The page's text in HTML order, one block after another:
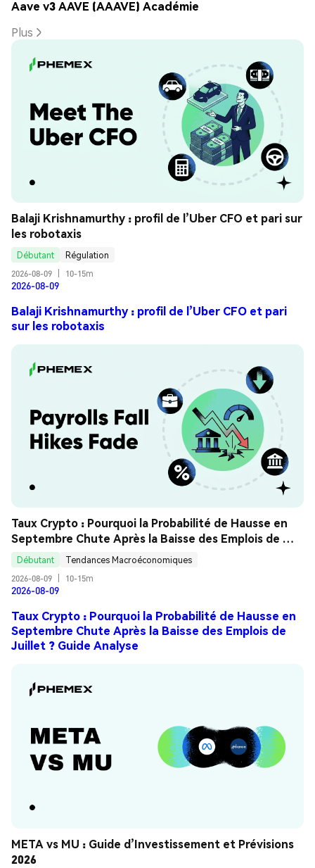
Aave v3 AAVE (AAAVE) Académie
Plus
Balaji Krishnamurthy : profil de l’Uber CFO et pari sur
les robotaxis
Débutant
Régulation
2026-08-09
10-15m
2026-08-09
Balaji Krishnamurthy : profil de l’Uber CFO et pari
sur les robotaxis
Taux Crypto : Pourquoi la Probabilité de Hausse en
Septembre Chute Après la Baisse des Emplois de
Juillet ? Guide Analyse
Débutant
Tendances Macroéconomiques
2026-08-09
10-15m
2026-08-09
Taux Crypto : Pourquoi la Probabilité de Hausse en
Septembre Chute Après la Baisse des Emplois de
Juillet ? Guide Analyse
META vs MU : Guide d’Investissement et Prévisions
2026